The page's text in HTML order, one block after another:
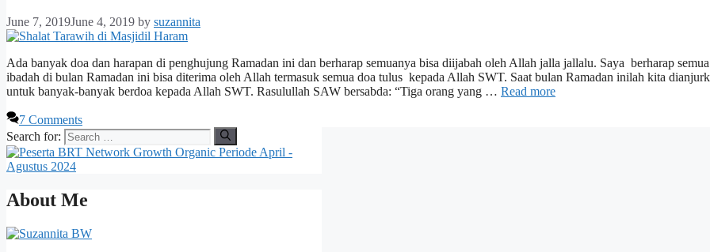
June 7, 2019June 4, 2019 by suzannita
Ada banyak doa dan harapan di penghujung Ramadan ini dan berharap semuanya bisa diijabah oleh Allah jalla jallalu. Saya berharap semua
ibadah di bulan Ramadan ini bisa diterima oleh Allah termasuk semua doa tulus kepada Allah SWT. Saat bulan Ramadan inilah kita
untuk banyak-banyak berdoa kepada Allah SWT. Rasulullah SAW bersabda: “Tiga orang yang … Read more
7 Comments
Search for:
About Me